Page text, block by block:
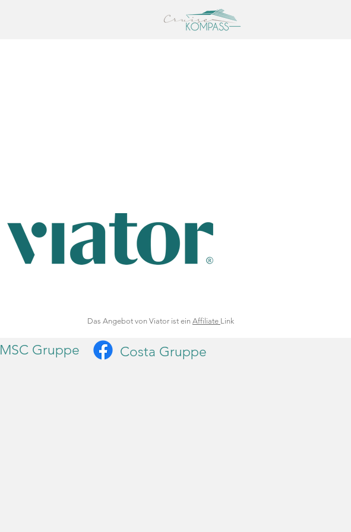
Das Angebot von Viator ist ein Affiliate Link
MSC Gruppe Costa Gruppe